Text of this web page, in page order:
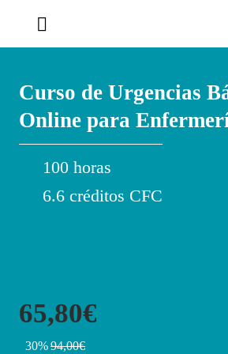
Curso de Urgencias
Online para
100 horas
6.6 créditos CFC
65,80€
30%94,00€